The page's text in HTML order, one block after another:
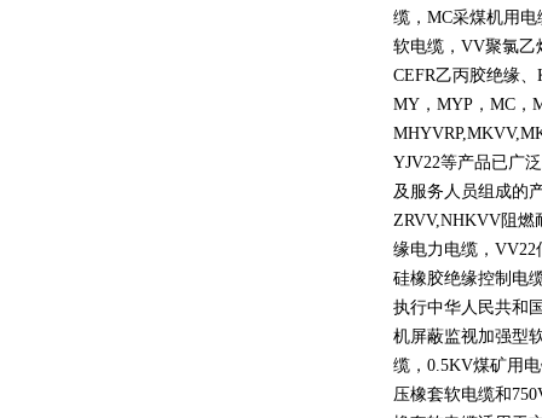
缆， MC采煤机用电
软电缆， VV聚氯乙
CEFR乙丙胶绝缘、
MY ， MYP ， MC ，
YJV22等产品已广
及服务人员组成的
ZRVV,NHKVV阻燃
缘电力电缆， VV22
硅橡胶绝缘控制电
执行中华人民共和
机屏蔽监视加强型
缆， 0.5KV煤矿用
压橡套软电缆和